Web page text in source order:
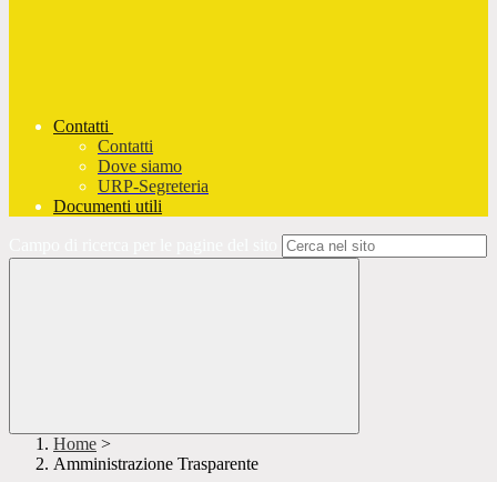
Contatti
Contatti
Dove siamo
URP-Segreteria
Documenti utili
Home >
Amministrazione Trasparente